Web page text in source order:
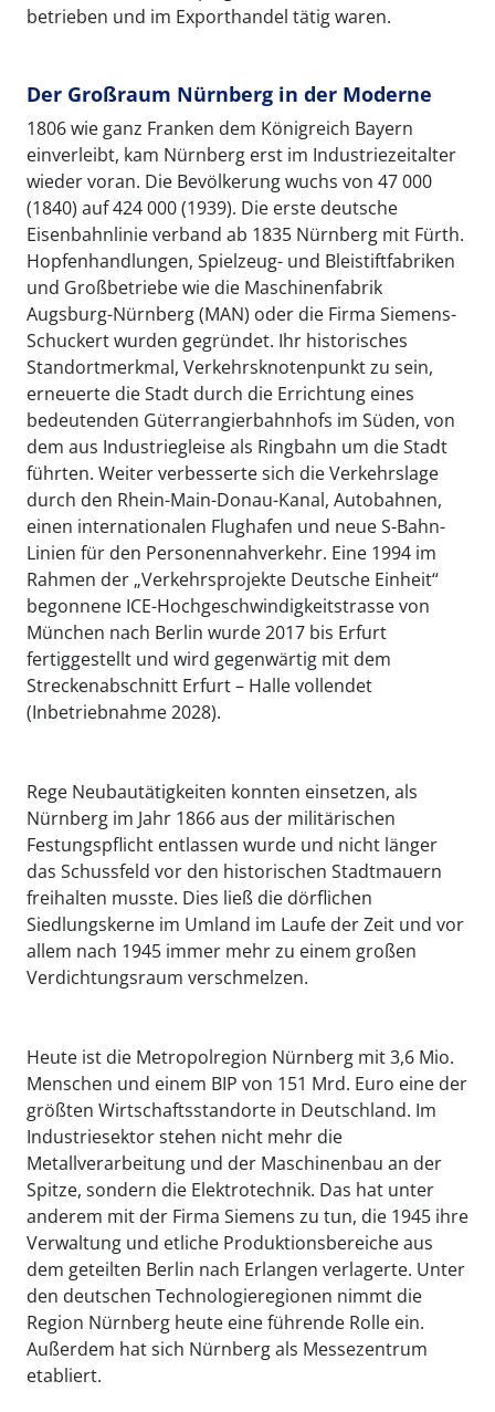
betrieben und im Exporthandel tätig waren.
Der Großraum Nürnberg in der Moderne
1806 wie ganz Franken dem Königreich Bayern
einverleibt, kam Nürnberg erst im Industriezeitalter
wieder voran. Die Bevölkerung wuchs von 47 000
(1840) auf 424 000 (1939). Die erste deutsche
Eisenbahnlinie verband ab 1835 Nürnberg mit Fürth.
Hopfenhandlungen, Spielzeug- und Bleistiftfabriken
und Großbetriebe wie die Maschinenfabrik
Augsburg-Nürnberg (MAN) oder die Firma Siemens-
Schuckert wurden gegründet. Ihr historisches
Standortmerkmal, Verkehrsknotenpunkt zu sein,
erneuerte die Stadt durch die Errichtung eines
bedeutenden Güterrangierbahnhofs im Süden, von
dem aus Industriegleise als Ringbahn um die Stadt
führten. Weiter verbesserte sich die Verkehrslage
durch den Rhein-Main-Donau-Kanal, Autobahnen,
einen internationalen Flughafen und neue S-Bahn-
Linien für den Personennahverkehr. Eine 1994 im
Rahmen der „Verkehrsprojekte Deutsche Einheit“
begonnene ICE-Hochgeschwindigkeitstrasse von
München nach Berlin wurde 2017 bis Erfurt
fertiggestellt und wird gegenwärtig mit dem
Streckenabschnitt Erfurt – Halle vollendet
(Inbetriebnahme 2028).
Rege Neubautätigkeiten konnten einsetzen, als
Nürnberg im Jahr 1866 aus der militärischen
Festungspflicht entlassen wurde und nicht länger
das Schussfeld vor den historischen Stadtmauern
freihalten musste. Dies ließ die dörflichen
Siedlungskerne im Umland im Laufe der Zeit und vor
allem nach 1945 immer mehr zu einem großen
Verdichtungsraum verschmelzen.
Heute ist die Metropolregion Nürnberg mit 3,6 Mio.
Menschen und einem BIP von 151 Mrd. Euro eine der
größten Wirtschaftsstandorte in Deutschland. Im
Industriesektor stehen nicht mehr die
Metallverarbeitung und der Maschinenbau an der
Spitze, sondern die Elektrotechnik. Das hat unter
anderem mit der Firma Siemens zu tun, die 1945 ihre
Verwaltung und etliche Produktionsbereiche aus
dem geteilten Berlin nach Erlangen verlagerte. Unter
den deutschen Technologieregionen nimmt die
Region Nürnberg heute eine führende Rolle ein.
Außerdem hat sich Nürnberg als Messezentrum
etabliert.